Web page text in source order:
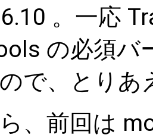
。一応
の必須バ
で、とりあ
、前回は